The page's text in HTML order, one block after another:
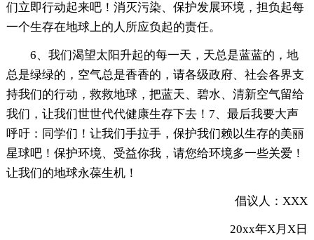
们立即行动起来吧！消灭污染、保护发展环境，担负起每
一个生存在地球上的人所应负起的责任。
6、我们渴望太阳升起的每一天，天总是蓝蓝的，地
总是绿绿的，空气总是香香的，请各级政府、社会各界支
持我们的行动，救救地球，把蓝天、碧水、清新空气留给
我们，让我们世世代代健康生存下去！7、最后我要大声
呼吁：同学们！让我们手拉手，保护我们赖以生存的美丽
星球吧！保护环境、受益你我，请您给环境多一些关爱！
让我们的地球永葆生机！
倡议人：XXX
20xx年X月X日